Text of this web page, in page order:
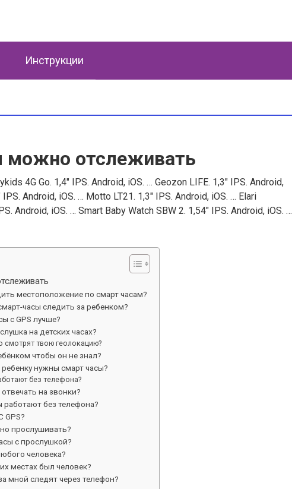
Инструкции
можно отслеживать
4G Go. 1,4" IPS. Android, iOS. … Geozon LIFE. 1,3" IPS. Android,
Android, iOS. … Motto LT21. 1,3" IPS. Android, iOS. … Elari
Android, iOS. … Smart Baby Watch SBW 2. 1,54" IPS. Android, iOS. …
местоположение по смарт часам?
часы следить за ребенком?
с GPS лучше?
на детских часах?
смотрят твою геолокацию?
чтобы он не знал?
нужны смарт часы?
без телефона?
на звонки?
работают без телефона?
GPS?
прослушивать?
с прослушкой?
человека?
местах был человек?
мной следят через телефон?